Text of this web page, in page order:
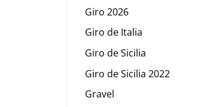
Giro 2026
Giro de Italia
Giro de Sicilia
Giro de Sicilia 2022
Gravel